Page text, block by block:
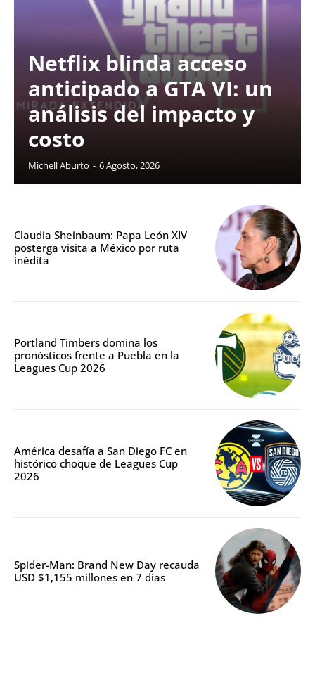
Netflix blinda acceso
anticipado a GTA VI: un
análisis del impacto y
costo
Michell Aburto - 6 Agosto, 2026
Claudia Sheinbaum: Papa León XIV
posterga visita a México por ruta
inédita
Portland Timbers domina los
pronósticos frente a Puebla en la
Leagues Cup 2026
América desafía a San Diego FC en
histórico choque de Leagues Cup
2026
Spider-Man: Brand New Day recauda
USD $1,155 millones en 7 días